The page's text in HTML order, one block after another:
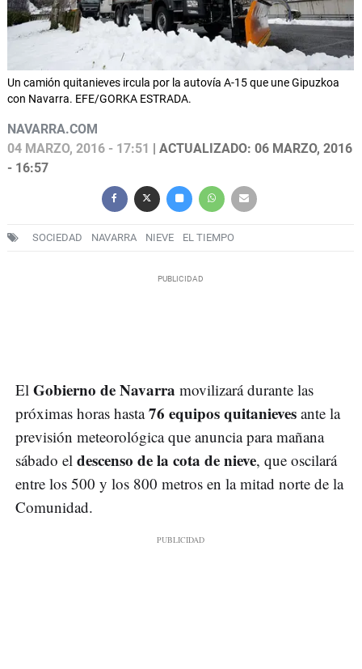
Un camión quitanieves ircula por la autovía A-15 que une Gipuzkoa
con Navarra. EFE/GORKA ESTRADA.
NAVARRA.COM
04 MARZO, 2016 - 17:51
| ACTUALIZADO: 06 MARZO, 2016
- 16:57
SOCIEDAD NAVARRA NIEVE EL TIEMPO
El Gobierno de Navarra movilizará durante las
próximas horas hasta76 equipos quitanieves ante la
previsión meteorológica que anuncia para mañana
sábado el descenso de la cota de nieve, que oscilará
entre los 500 y los 800 metros en la mitad norte de la
Comunidad.